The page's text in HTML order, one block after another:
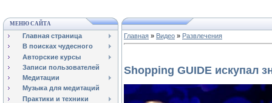
МЕНЮ САЙТА
Главная страница
В поисках чудесного
Авторские курсы
Записи пользователей
Медитации
Музыка для медитаций
Практики и техники
Главная » Видео » Развлечения
Shopping GUIDE искупал